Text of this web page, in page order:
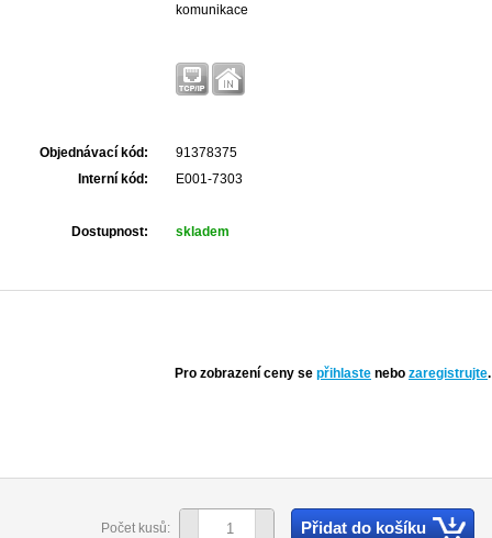
komunikace
Objednávací kód:
91378375
Interní kód:
E001-7303
Dostupnost: skladem
Pro zobrazení ceny se přihlaste nebo zaregistrujte.
Počet kusů: Přidat do košíku